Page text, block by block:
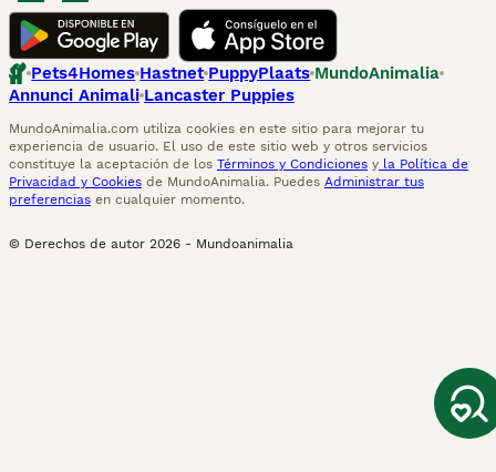
Pets4Homes Hastnet PuppyPlaats MundoAnimalia
Annunci Animali Lancaster Puppies
MundoAnimalia.com utiliza cookies en este sitio para mejorar tu
experiencia de usuario. El uso de este sitio web y otros servicios
constituye la aceptación de los Términos y Condiciones y la Política de
Privacidad y Cookies de MundoAnimalia. Puedes Administrar tus
preferencias en cualquier momento.
© Derechos de autor 2026 - Mundoanimalia